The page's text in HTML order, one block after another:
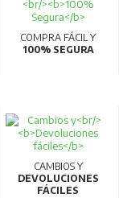
en la parte
pcs
COMPRA FÁCIL Y
100% SEGURA
CAMBIOS Y
DEVOLUCIONES
FÁCILES